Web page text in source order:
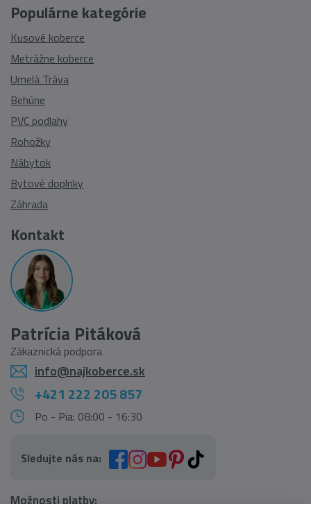
Populárne kategórie
Kusové koberce
Metrážne koberce
Umelá Tráva
Behúne
PVC podlahy
Rohožky
Nábytok
Bytové doplnky
Záhrada
Kontakt
Patrícia Pitáková
Zákaznická podpora
info@najkoberce.sk
+421 222 205 857
Po - Pia: 08:00 - 16:30
Sledujte nás na:
Možnosti platby: